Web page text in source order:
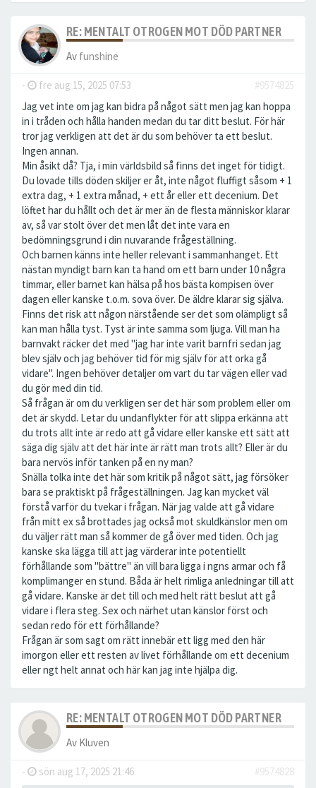
RE: MENTALT OTROGEN MOT DÖD PARTNER
Av funshine
- fre aug 15, 2025 07:53
#9574825
Jag vet inte om jag kan bidra på något sätt men jag kan hoppa
in i tråden och hålla handen medan du tar ditt beslut. För här
tror jag verkligen att det är du som behöver ta ett beslut.
Ingen annan.
Min åsikt då? Tja, i min världsbild så finns det inget för tidigt.
Du lovade tills döden skiljer er åt, inte något fluffigt såsom + 1
extra dag, + 1 extra månad, + ett år eller ett decenium. Det
löftet har du hållt och det är mer än de flesta människor klarar
av, så var stolt över det men låt det inte vara en
bedömningsgrund i din nuvarande frågeställning.
Och barnen känns inte heller relevant i sammanhanget. Ett
nästan myndigt barn kan ta hand om ett barn under 10 några
timmar, eller barnet kan hälsa på hos bästa kompisen över
dagen eller kanske t.o.m. sova över. De äldre klarar sig själva.
Finns det risk att någon närstående ser det som olämpligt så
kan man hålla tyst. Tyst är inte samma som ljuga. Vill man ha
barnvakt räcker det med "jag har inte varit barnfri sedan jag
blev själv och jag behöver tid för mig själv för att orka gå
vidare". Ingen behöver detaljer om vart du tar vägen eller vad
du gör med din tid.
Så frågan är om du verkligen ser det här som problem eller om
det är skydd. Letar du undanflykter för att slippa erkänna att
du trots allt inte är redo att gå vidare eller kanske ett sätt att
säga dig själv att det här inte är rätt man trots allt? Eller är du
bara nervös inför tanken på en ny man?
Snälla tolka inte det här som kritik på något sätt, jag försöker
bara se praktiskt på frågeställningen. Jag kan mycket väl
förstå varför du tvekar i frågan. När jag valde att gå vidare
från mitt ex så brottades jag också mot skuldkänslor men om
du väljer rätt man så kommer de gå över med tiden. Och jag
kanske ska lägga till att jag värderar inte potentiellt
förhållande som "bättre" än vill bara ligga i ngns armar och få
komplimanger en stund. Båda är helt rimliga anledningar till att
gå vidare. Kanske är det till och med helt rätt beslut att gå
vidare i flera steg. Sex och närhet utan känslor först och
sedan redo för ett förhållande?
Frågan är som sagt om rätt innebär ett ligg med den här
imorgon eller ett resten av livet förhållande om ett decenium
eller ngt helt annat och här kan jag inte hjälpa dig.
RE: MENTALT OTROGEN MOT DÖD PARTNER
Av Kluven
- sön aug 17, 2025 21:46
#9574828